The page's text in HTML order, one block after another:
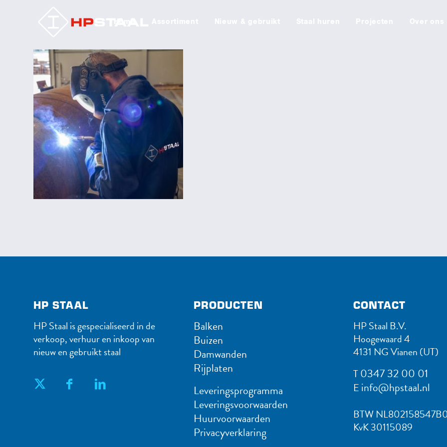
HP STAAL
HP Staal is gespecialiseerd in de
verkoop, verhuur en inkoop van
nieuw en gebruikt staal
PRODUC​TEN
Balken
Buizen
Damwanden
Rijplaten
Leveringsprogramma
Leveringsvoorwaarden
Huurvoorwaarden
Privacyverklaring
CONTACT
HP Staal B.V.
Hoogewaard 4
4131 NG Vianen (UT)
T0347 32 00 01
E info@hpstaal.nl
BTW
KvK 30115089